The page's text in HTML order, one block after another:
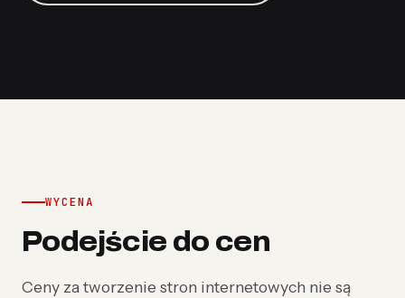
WYCENA
Podejście do cen
Ceny za tworzenie stron internetowych nie są